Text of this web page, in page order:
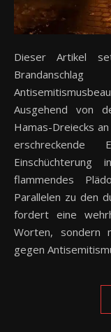
Dieser Artikel setzt sich intensiv mit dem feigen
Ausgehend von
Hamas-Dreiecks
erschreckende
flammendes
Parallelen zu den
fordert eine
Worten, sondern
gegen